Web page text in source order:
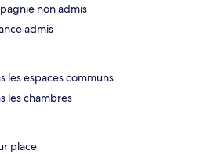
non admis
admis
les espaces communs
les chambres
place